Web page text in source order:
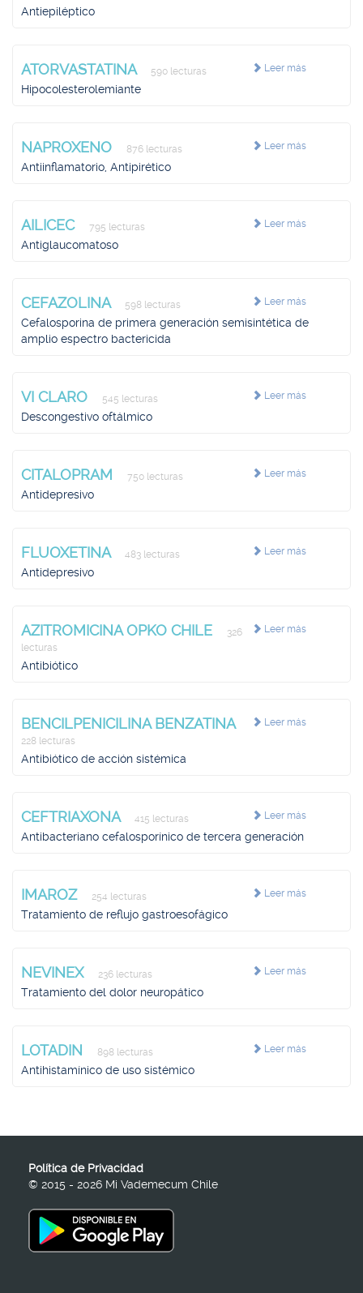
Antiepiléptico
Leer más
ATORVASTATINA 590 lecturas
Hipocolesterolemiante
Leer más
NAPROXENO 876 lecturas
Antiinflamatorio, Antipirético
Leer más
AILICEC 795 lecturas
Antiglaucomatoso
Leer más
CEFAZOLINA 598 lecturas
Cefalosporina de primera generación semisintética de
amplio espectro bactericida
Leer más
VI CLARO 545 lecturas
Descongestivo oftálmico
Leer más
CITALOPRAM 750 lecturas
Antidepresivo
Leer más
FLUOXETINA 483 lecturas
Antidepresivo
Leer más
AZITROMICINA OPKO CHILE
326
lecturas
Antibiótico
Leer más
BENCILPENICILINA BENZATINA
228 lecturas
Antibiótico de acción sistémica
Leer más
CEFTRIAXONA 415 lecturas
Antibacteriano cefalosporínico de tercera generación
Leer más
IMAROZ 254 lecturas
Tratamiento de reflujo gastroesofágico
Leer más
NEVINEX 236 lecturas
Tratamiento del dolor neuropático
Leer más
LOTADIN 898 lecturas
Antihistamínico de uso sistémico
Política de Privacidad
© 2015 - 2026 Mi Vademecum Chile